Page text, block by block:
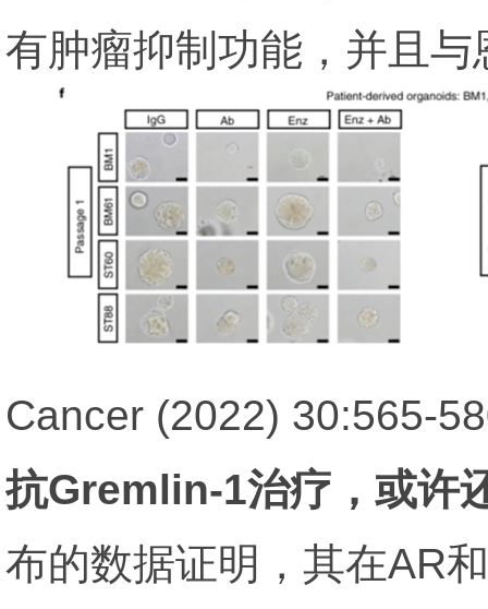
有肿瘤抑制功能，并且
Cancer (2022) 30:565-
抗Gremlin-1治疗，或许
布的数据证明，其在AR